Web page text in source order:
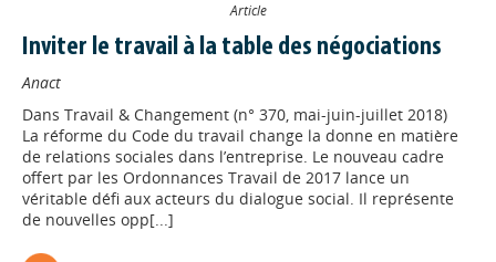
Article
Inviter le travail à la table des négociations
Anact
Dans Travail & Changement (n° 370, mai-juin-juillet 2018)
La réforme du Code du travail change la donne en matière
de relations sociales dans l’entreprise. Le nouveau cadre
offert par les Ordonnances Travail de 2017 lance un
véritable défi aux acteurs du dialogue social. Il représente
de nouvelles opp[...]